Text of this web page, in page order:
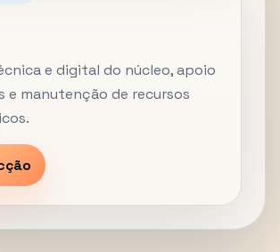
e digital do núcleo, apoio
e manutenção de recursos